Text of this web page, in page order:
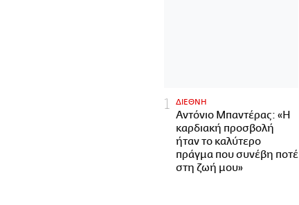
ΔΙΕΘΝΗ
Αντόνιο Μπαντέρας: «Η
καρδιακή προσβολή
ήταν το καλύτερο
πράγμα που συνέβη ποτέ
στη ζωή μου»